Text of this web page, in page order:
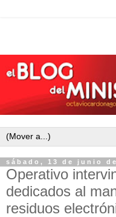
sábado, 13 de junio
Operativo
dedicados al
residuos